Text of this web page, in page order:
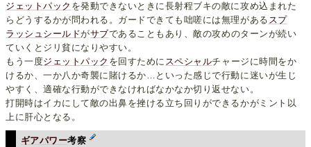
ジェットパック を発動できないときに長射程ブキの敵に攻め込まれた
らどうするかが問われる。ガードできても咄嗟には無理がある スプ
ラッシュシールドがサブであることもあり、敵の攻めのターンが続い
ていくとジリ貧になりやすい。
もう一度ジェットパック を回すために スペシャルチャージに時間をか
けるか、一か八か奇襲に賭けるか…といった感じで行動に迷いが生じ
やすく、適確な行動ができなければなかなか切り返せない。
打開時はイカにして敵の出鼻を挫ける立ち回りができるかがミント以
上に肝心となる。
ギアパワー考察